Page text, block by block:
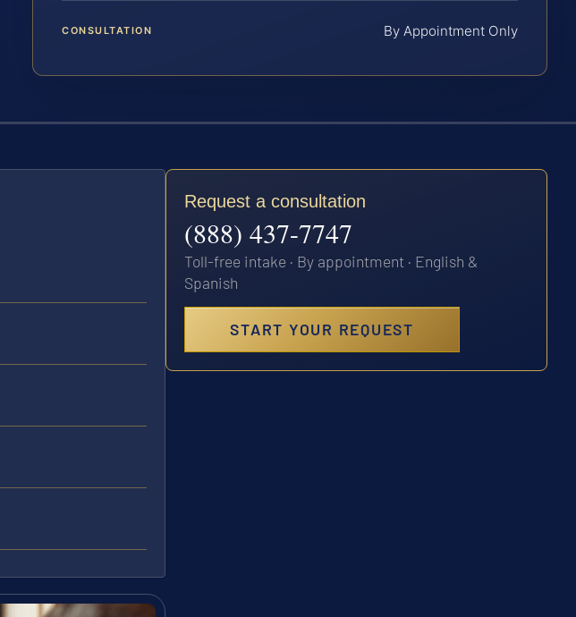
CONSULTATION By Appointment Only
Request a consultation
(888) 437-7747
Toll-free intake · By appointment · English &
Spanish
START YOUR REQUEST